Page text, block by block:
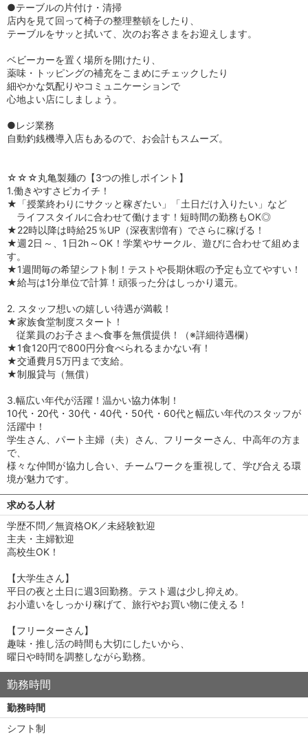
●テーブルの片付け・清掃
店内を見て回って椅子の整理整頓をしたり、
テーブルをサッと拭いて、次のお客さまをお迎えします。
ベビーカーを置く場所を開けたり、
薬味・トッピングの補充をこまめにチェックしたり
細やかな気配りやコミュニケーションで
心地よい店にしましょう。
●レジ業務
自動釣銭機導入店もあるので、お会計もスムーズ。
☆☆☆丸亀製麺の【3つの推しポイント】
1.働きやすさピカイチ！
★「授業終わりにサクッと稼ぎたい」「土日だけ入りたい」など
ライフスタイルに合わせて働けます！短時間の勤務もOK◎
★22時以降は時給25％UP（深夜割増有）でさらに稼げる！
★週2日～、1日2h～OK！学業やサークル、遊びに合わせて組めま
す。
★1週間毎の希望シフト制！テストや長期休暇の予定も立てやすい！
★給与は1分単位で計算！頑張った分はしっかり還元。
2. スタッフ想いの嬉しい待遇が満載！
★家族食堂制度スタート！
従業員のお子さまへ食事を無償提供！（※詳細待遇欄）
★1食120円で800円分食べられるまかない有！
★交通費月5万円まで支給。
★制服貸与（無償）
3.幅広い年代が活躍！温かい協力体制！
10代・20代・30代・40代・50代・60代と幅広い年代のスタッフが
活躍中！
学生さん、パート主婦（夫）さん、フリーターさん、中高年の方ま
で、
様々な仲間が協力し合い、チームワークを重視して、学び合える環
境が魅力です。
求める人材
学歴不問／無資格OK／未経験歓迎
主夫・主婦歓迎
高校生OK！
【大学生さん】
平日の夜と土日に週3回勤務。テスト週は少し抑えめ。
お小遣いをしっかり稼げて、旅行やお買い物に使える！
【フリーターさん】
趣味・推し活の時間も大切にしたいから、
曜日や時間を調整しながら勤務。
勤務時間
勤務時間
シフト制